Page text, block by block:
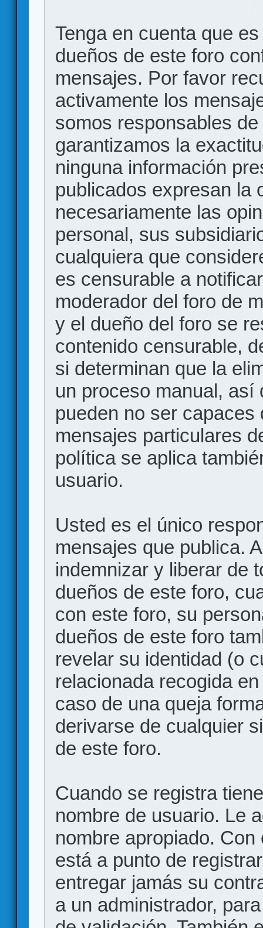
Tenga en cuenta que
dueños de este foro
mensajes. Por favor
activamente los
somos responsables
garantizamos la
ninguna información
publicados expresan la
necesariamente las
personal, sus
cualquiera que
es censurable a
moderador del foro de
y el dueño del foro se
contenido censurable,
si determinan que la
un proceso manual, así
pueden no ser
mensajes particulares
política se aplica
usuario.
Usted es el único
mensajes que publica.
indemnizar y liberar de
dueños de este foro,
con este foro, su
dueños de este foro
revelar su identidad (o
relacionada recogida
caso de una queja
derivarse de cualquier
de este foro.
Cuando se registra
nombre de usuario. Le
nombre apropiado.
está a punto de
entregar jamás su
a un administrador,